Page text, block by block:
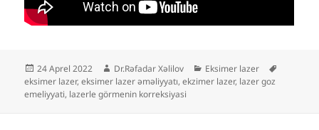
Yayım
tarixi
24 Aprel 2022 Müəllif
Dr.Rəfadar Xəlilov Kateqoriyalar
Eksimer lazer
eksimer lazer,eksimer lazer əməliyyatı,ekzimer lazer, lazer goz
emeliyyati, lazerle görmenin korreksiyasi